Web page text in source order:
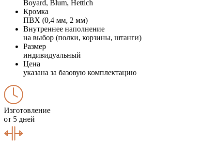
Boyard, Blum, Hettich
Кромка
ПВХ (0,4 мм, 2 мм)
Внутреннее наполнение
на выбор (полки, корзины, штанги)
Размер
индивидуальный
Цена
указана за базовую комплектацию
Изготовление
от 5 дней